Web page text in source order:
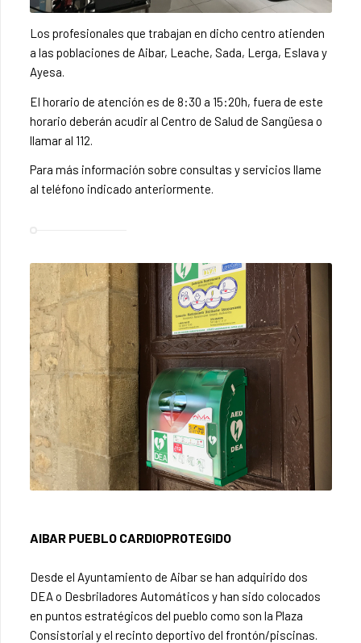
Los profesionales que trabajan en dicho centro atienden
a las poblaciones de Aibar, Leache, Sada, Lerga, Eslava y
Ayesa.
El horario de atención es de 8:30 a 15:20h, fuera de este
horario deberán acudir al Centro de Salud de Sangüesa o
llamar al 112.
Para más información sobre consultas y servicios llame
al teléfono indicado anteriormente.
AIBAR PUEBLO CARDIOPROTEGIDO
Desde el Ayuntamiento de Aibar se han adquirido dos
DEA o Desbriladores Automáticos y han sido colocados
en puntos estratégicos del pueblo como son la Plaza
Consistorial y el recinto deportivo del frontón/piscinas.